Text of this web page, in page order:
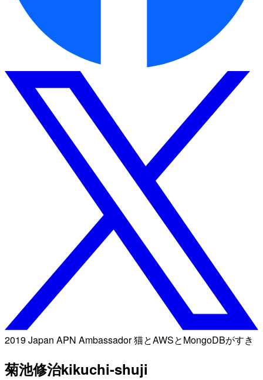
2019 Japan APN Ambassador 猫とAWSとMongoDBがすき
菊池修治kikuchi-shuji